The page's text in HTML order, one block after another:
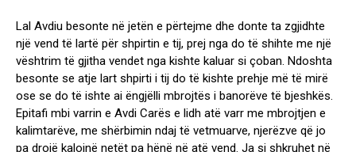
Lal Avdiu besonte në jetën e përtejme dhe donte ta zgjidhte
një vend të lartë për shpirtin e tij, prej nga do të shihte me një
vështrim të gjitha vendet nga kishte kaluar si çoban. Ndoshta
besonte se atje lart shpirti i tij do të kishte prehje më të mirë
ose se do të ishte ai ëngjëlli mbrojtës i banorëve të bjeshkës.
Epitafi mbi varrin e Avdi Carës e lidh atë varr me mbrojtjen e
kalimtarëve, me shërbimin ndaj të vetmuarve, njerëzve që jo
pa drojë kalojnë netët pa hënë në atë vend. Ja si shkruhet në